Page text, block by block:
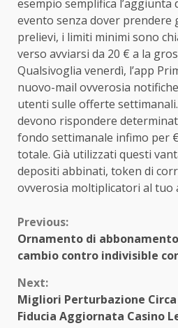
esempio semplifica
evento senza dover prendere
prelievi, i limiti minimi sono
verso avviarsi da 20 € a la
Qualsivoglia venerdì, l’app
nuovo-mail ovverosia
utenti sulle offerte
devono rispondere
fondo settimanale infimo per
totale. Già utilizzati questi
depositi abbinati, token di
ovverosia moltiplicatori al tuo
Continue
Reading
Previous:
Ornamento di
cambio contro indivisible
Next:
Migliori Perturbazione
Fiducia Aggiornata Casino